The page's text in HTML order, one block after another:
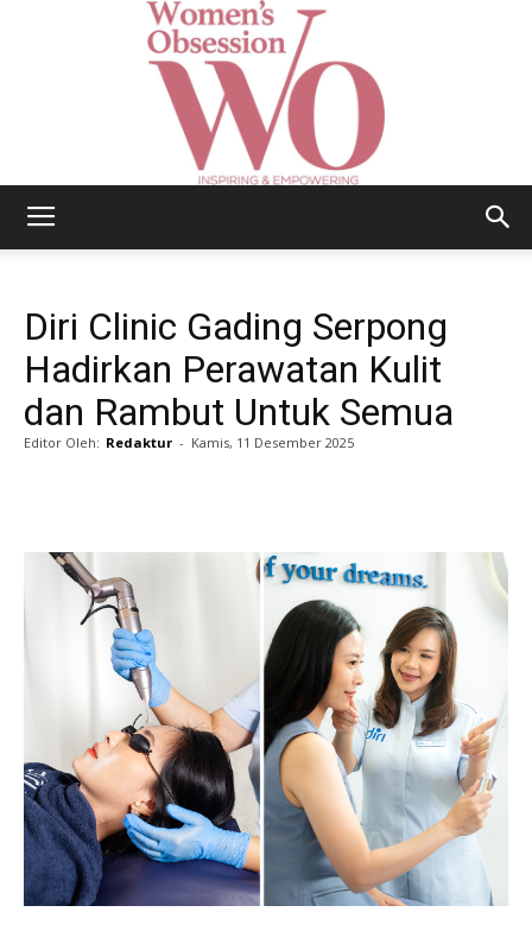
Obsession
|
Life
Career
Style
Diri Clinic Gading Serpong
Hadirkan Perawatan Kulit
dan Rambut Untuk Semua
Editor Oleh: Redaktur - Kamis, 11 Desember 2025